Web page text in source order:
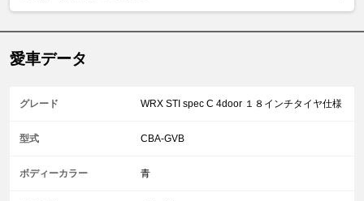
愛車データ
グレード WRX STI spec C 4door １８インチタイヤ仕様
型式 CBA-GVB
ボディーカラー 青